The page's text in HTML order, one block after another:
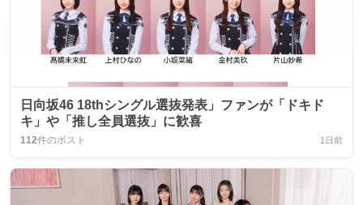
日向坂46 18thシングル選抜発表」ファンが「ドキド
キ」や「推し全員選抜」に歓喜
112件のポスト 1日前